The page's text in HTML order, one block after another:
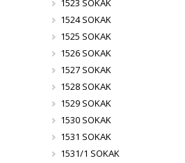
1523 SOKAK
1524 SOKAK
1525 SOKAK
1526 SOKAK
1527 SOKAK
1528 SOKAK
1529 SOKAK
1530 SOKAK
1531 SOKAK
1531/1 SOKAK